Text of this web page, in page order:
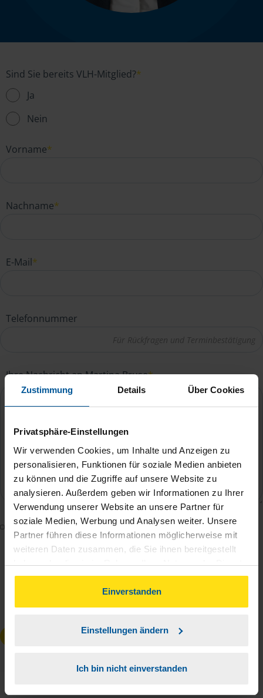
Zustimmung Details Über Cookies
Privatsphäre-Einstellungen
Wir verwenden Cookies, um Inhalte und Anzeigen zu
personalisieren, Funktionen für soziale Medien anbieten
zu können und die Zugriffe auf unsere Website zu
analysieren. Außerdem geben wir Informationen zu Ihrer
Verwendung unserer Website an unsere Partner für
soziale Medien, Werbung und Analysen weiter. Unsere
Partner führen diese Informationen möglicherweise mit
weiteren Daten zusammen, die Sie ihnen bereitgestellt
haben oder die sie im Rahmen Ihrer Nutzung der Dienste
gesammelt haben. Indem Sie auf Einverstanden klicken,
können Sie der Verwendung von Cookies, gemäß
unserer➔ Datenschutzrichtliniezustimmen.
Einverstanden
Einstellungen ändern
Ich bin nicht einverstanden
Sind Sie bereits VLH-Mitglied?*
Ja
Nein
Vorname*
Nachname*
E-Mail*
Telefonnummer
Ihre Nachricht an Martina Bruse*
Mit dem Absenden des Kontaktformulars erkläre ich
mich damit einverstanden, dass meine Daten zur
Analyse der Zugriffsquelle verwendet werden.
Datenschutzbestimmungen
Kenntnis genommen.*
Anfrage absenden